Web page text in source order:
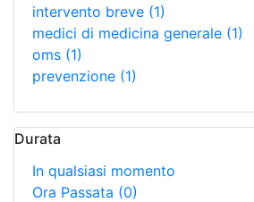
intervento breve (1)
medici di medicina generale (1)
oms (1)
prevenzione (1)
Durata
In qualsiasi momento
Ora Passata (0)